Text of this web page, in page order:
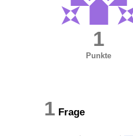
1
Punkte
1 Frage